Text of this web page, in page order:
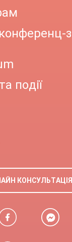
події
КОНСУЛЬТАЦІЯ